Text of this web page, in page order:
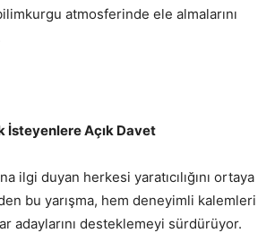
atmosferinde ele almalarını
İsteyenlere Açık Davet
ilgi duyan herkesi yaratıcılığını ortaya
bu yarışma, hem deneyimli kalemleri
adaylarını desteklemeyi sürdürüyor.